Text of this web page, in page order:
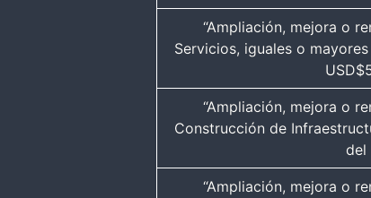
“Ampliación, mejora o
Servicios, iguales o
“Ampliación, mejora o
Construcción de
del
“Ampliación, mejora o